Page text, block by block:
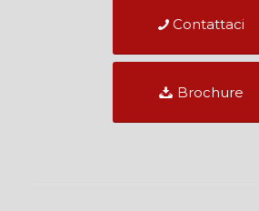
Contattaci
Brochure